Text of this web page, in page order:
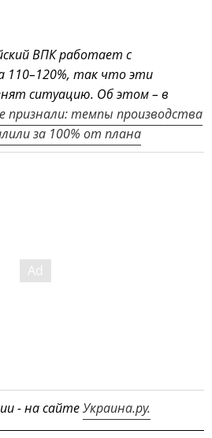
ВПК работает с
110–120%, так что эти
ситуацию. Об этом – в
признали: темпы производства
за 100% от плана
- на сайтеУкраина.ру.